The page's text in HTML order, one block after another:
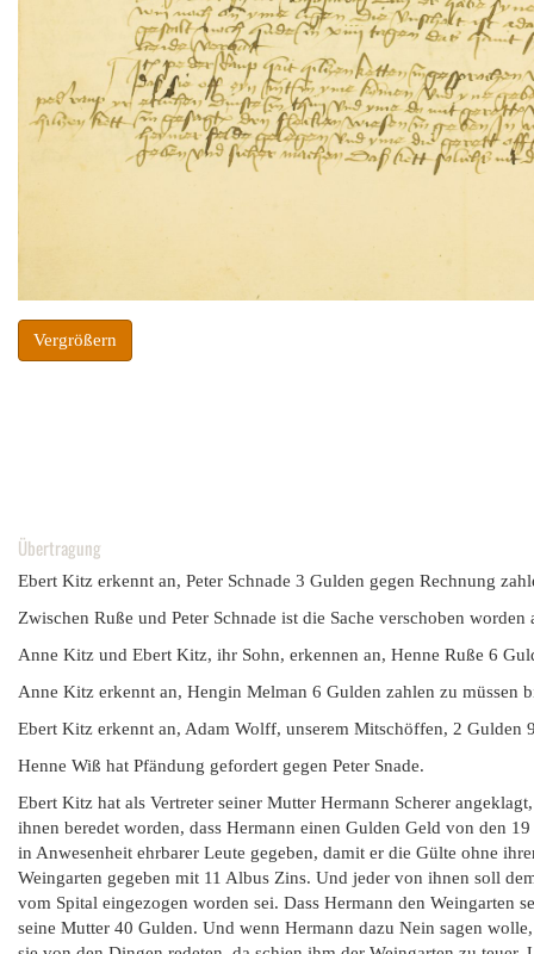
Vergrößern
Übertragung
Ebert Kitz erkennt an, Peter Schnade 3 Gulden gegen Rechnung
Zwischen Ruße und Peter Schnade ist die Sache verschoben
Anne Kitz und Ebert Kitz, ihr Sohn, erkennen an, Henne Ruße 6
Anne Kitz erkennt an, Hengin Melman 6 Gulden zahlen zu müssen
Ebert Kitz erkennt an, Adam Wolff, unserem Mitschöffen, 2 Gulden
Henne Wiß hat Pfändung gefordert gegen Peter Snade.
Ebert Kitz hat als Vertreter seiner Mutter Hermann Scherer
ihnen beredet worden, dass Hermann einen Gulden Geld von den
in Anwesenheit ehrbarer Leute gegeben, damit er die Gülte ohne
Weingarten gegeben mit 11 Albus Zins. Und jeder von ihnen soll
vom Spital eingezogen worden sei. Dass Hermann den Weingarten
seine Mutter 40 Gulden. Und wenn Hermann dazu Nein sagen